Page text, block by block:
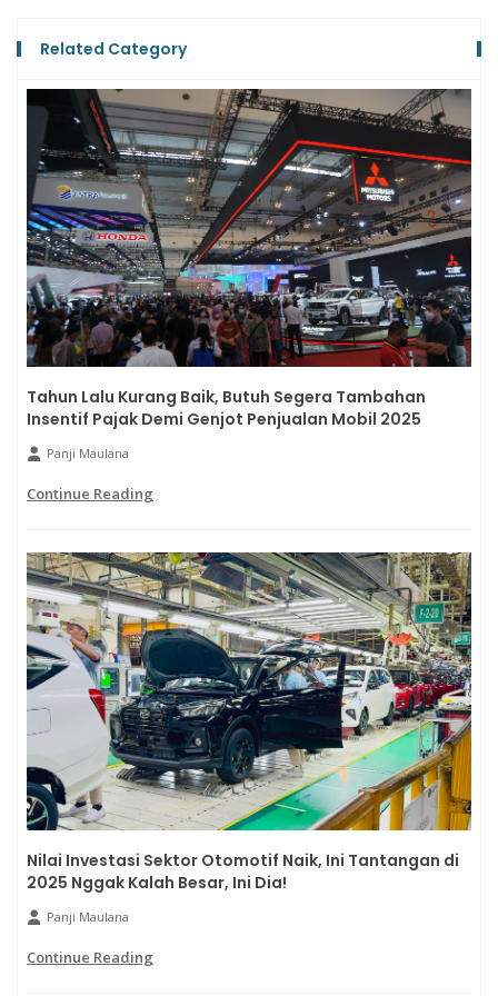
Related Category
Tahun Lalu Kurang Baik, Butuh Segera Tambahan
Insentif Pajak Demi Genjot Penjualan Mobil 2025
Panji Maulana
Continue Reading
Nilai Investasi Sektor Otomotif Naik, Ini Tantangan di
2025 Nggak Kalah Besar, Ini Dia!
Panji Maulana
Continue Reading